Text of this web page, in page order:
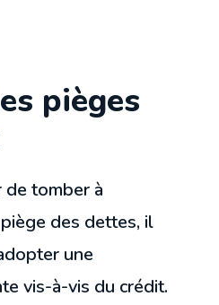
pièges
de tomber à
des dettes, il
une
vis-à-vis du crédit.